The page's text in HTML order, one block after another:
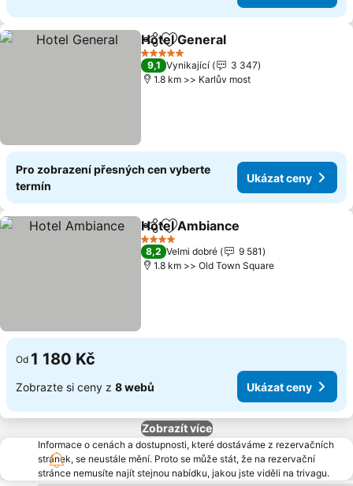
SdíletPřidat na seznam oblíbených
Hotel General
5 Počet hvězdiček
9,1 Vynikající
3 347
1.8 km >> Karlův most
Pro zobrazení přesných cen vyberte
termín
Ukázat ceny
SdíletPřidat na seznam oblíbených
Hotel Ambiance
4 Počet hvězdiček
8,2 Velmi dobré
9 581
1.8 km >> Old Town Square
Od 1 180 Kč
Zobrazte si ceny z 8 webů Ukázat ceny
Zobrazít více
Informace o cenách a dostupnosti, které dostáváme z rezervačních
stránek, se neustále mění. Proto se může stát, že na rezervační
stránce nemusíte najít stejnou nabídku, jakou jste viděli na trivagu.